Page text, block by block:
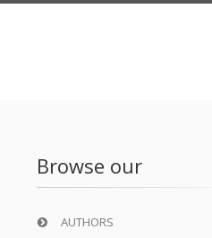
Browse our
AUTHORS